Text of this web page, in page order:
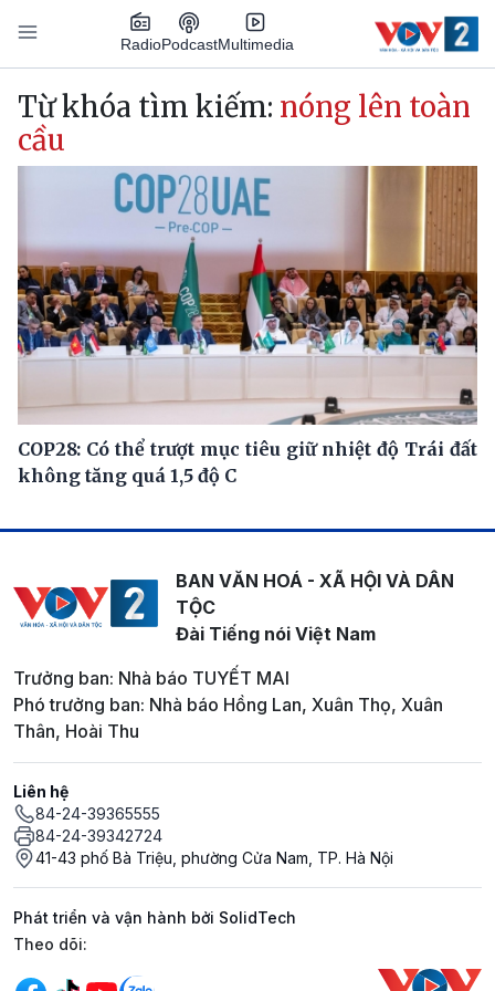
Nhảy đến nội dung
RadioPodcastMultimedia
Main navigation
Từ khóa tìm kiếm: nóng lên toàn
cầu
COP28: Có thể trượt mục tiêu giữ nhiệt độ Trái đất
không tăng quá 1,5 độ C
BAN VĂN HOÁ - XÃ HỘI VÀ DÂN
TỘC
Đài Tiếng nói Việt Nam
Trưởng ban: Nhà báo TUYẾT MAI
Phó trưởng ban: Nhà báo Hồng Lan, Xuân Thọ, Xuân
Thân, Hoài Thu
Liên hệ
84-24-39365555
84-24-39342724
41-43 phố Bà Triệu, phường Cửa Nam, TP. Hà Nội
Phát triển và vận hành bởi SolidTech
Mạng xã hội
Theo dõi: